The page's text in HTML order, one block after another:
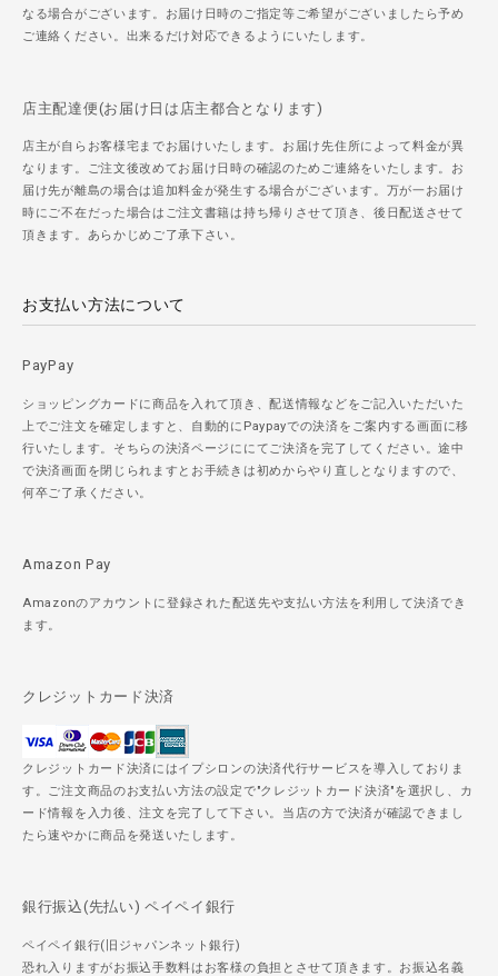
なる場合がございます。お届け日時のご指定等ご希望がございましたら予め
ご連絡ください。出来るだけ対応できるようにいたします。
店主配達便(お届け日は店主都合となります)
店主が自らお客様宅までお届けいたします。お届け先住所によって料金が異
なります。ご注文後改めてお届け日時の確認のためご連絡をいたします。お
届け先が離島の場合は追加料金が発生する場合がございます。万が一お届け
時にご不在だった場合はご注文書籍は持ち帰りさせて頂き、後日配送させて
頂きます。あらかじめご了承下さい。
お支払い方法について
PayPay
ショッピングカードに商品を入れて頂き、配送情報などをご記入いただいた
上でご注文を確定しますと、自動的にPaypayでの決済をご案内する画面に移
行いたします。そちらの決済ページににてご決済を完了してください。途中
で決済画面を閉じられますとお手続きは初めからやり直しとなりますので、
何卒ご了承ください。
Amazon Pay
Amazonのアカウントに登録された配送先や支払い方法を利用して決済でき
ます。
クレジットカード決済
クレジットカード決済にはイプシロンの決済代行サービスを導入しておりま
す。ご注文商品のお支払い方法の設定で"クレジットカード決済"を選択し、カ
ード情報を入力後、注文を完了して下さい。当店の方で決済が確認できまし
たら速やかに商品を発送いたします。
銀行振込(先払い) ペイペイ銀行
ペイペイ銀行(旧ジャパンネット銀行)
恐れ入りますがお振込手数料はお客様の負担とさせて頂きます。お振込名義